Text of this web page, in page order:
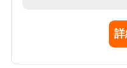
業分科新生兒麻醉作
﹑小兒部相關業務及